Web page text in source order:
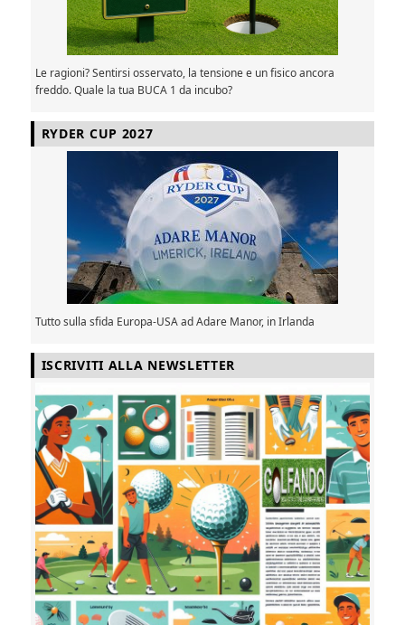
Le ragioni? Sentirsi osservato, la tensione e un fisico ancora
freddo. Quale la tua BUCA 1 da incubo?
RYDER CUP 2027
Tutto sulla sfida Europa-USA ad Adare Manor, in Irlanda
ISCRIVITI ALLA NEWSLETTER